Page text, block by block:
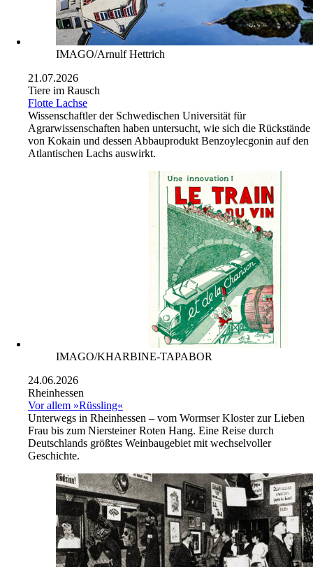
IMAGO/Arnulf Hettrich
21.07.2026
Tiere im Rausch
Flotte Lachse
Wissenschaftler der Schwedischen Universität für
Agrarwissenschaften haben untersucht, wie sich die Rückstände
von Kokain und dessen Abbauprodukt Benzoylecgonin auf den
Atlantischen Lachs auswirkt.
IMAGO/KHARBINE-TAPABOR
24.06.2026
Rheinhessen
Vor allem »Rüssling«
Unterwegs in Rheinhessen – vom Wormser Kloster zur Lieben
Frau bis zum Niersteiner Roten Hang. Eine Reise durch
Deutschlands größtes Weinbaugebiet mit wechselvoller
Geschichte.